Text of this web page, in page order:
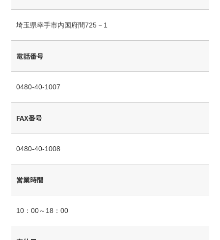
埼玉県幸手市内国府間725－1
電話番号
0480-40-1007
FAX番号
0480-40-1008
営業時間
10：00～18：00